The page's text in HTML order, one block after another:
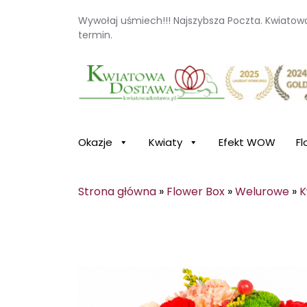
Wywołaj uśmiech!!! Najszybsza Poczta.
termin.
Kwiaciarnia internetowa Kwiatowa
Okazje Kwiaty Efekt WOW
Strona główna » Flower Box »Welurowe »